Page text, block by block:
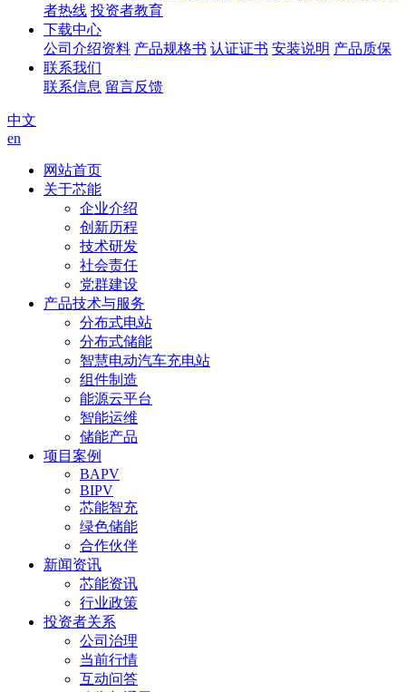
者热线 投资者教育
下载中心
公司介绍资料 产品规格书 认证证书 安装说明 产品质保
联系我们
联系信息 留言反馈
中文
en
网站首页
关于芯能
企业介绍
创新历程
技术研发
社会责任
党群建设
产品技术与服务
分布式电站
分布式储能
智慧电动汽车充电站
组件制造
能源云平台
智能运维
储能产品
项目案例
BAPV
BIPV
芯能智充
绿色储能
合作伙伴
新闻资讯
芯能资讯
行业政策
投资者关系
公司治理
当前行情
互动问答